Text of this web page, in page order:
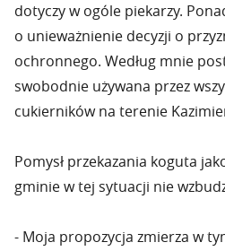
dotyczy w ogóle piekarzy.
o unieważnienie decyzji o
ochronnego. Według mnie
swobodnie używana przez
cukierników na terenie
Pomysł przekazania koguta
gminie w tej sytuacji nie
- Moja propozycja zmierza w